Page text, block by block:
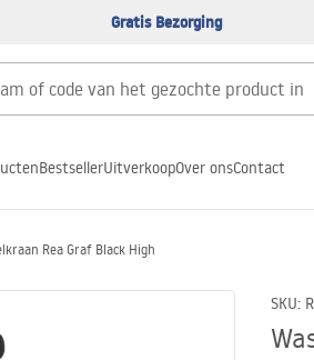
Gratis Bezorging
BestsellerUitverkoopOver onsContact
Rea Graf Black High
SKU: